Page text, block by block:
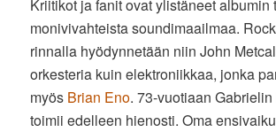
Kriitikot ja fanit ovat ylistäneet albumin
monivivahteista soundimaailmaa.
rinnalla hyödynnetään niin John
orkesteria kuin elektroniikkaa, jonka
myös Brian Eno. 73-vuotiaan
toimii edelleen hienosti. Oma